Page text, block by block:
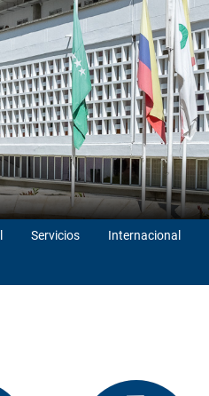
Servicios Internacional